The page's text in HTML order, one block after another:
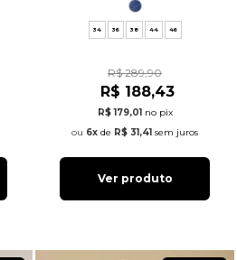
34 36 38 44 46
R$ 289,90
R$ 188,43
R$ 179,01 no pix
6x de R$ 31,41 sem juros
Ver produto